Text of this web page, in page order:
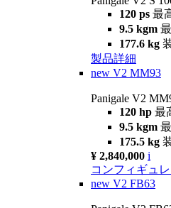
120 ps 最
9.5 kgm
177.6 kg
製品詳細
new V2 MM93
Panigale V2
120 hp 最
9.5 kgm
175.5 kg
¥ 2,840,000 i
コンフィギュ
new V2 FB63